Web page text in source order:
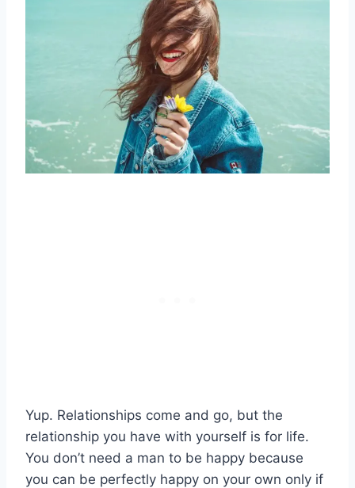
Yup. Relationships come and go, but the
relationship you have with yourself is for life.
You don’t need a man to be happy because
you can be perfectly happy on your own only if